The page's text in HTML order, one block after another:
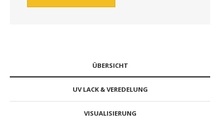
ÜBERSICHT
UV LACK & VEREDELUNG
VISUALISIERUNG